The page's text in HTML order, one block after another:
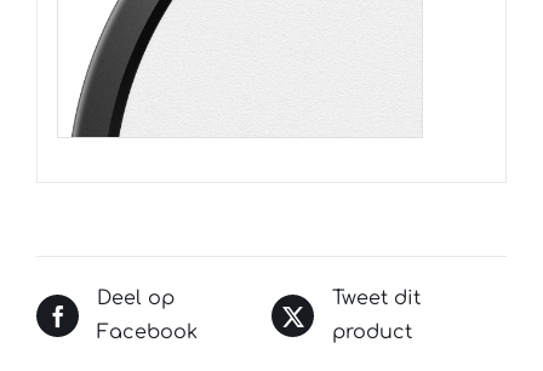
Deel op
Facebook
Tweet dit
product